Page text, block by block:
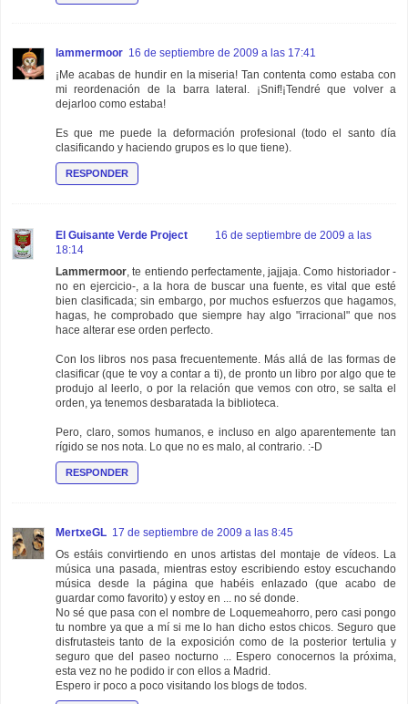
lammermoor 16 de septiembre de 2009 a las 17:41
¡Me acabas de hundir en la miseria! Tan contenta como estaba con
mi reordenación de la barra lateral. ¡Snif!¡Tendré que volver a
dejarloo como estaba!
Es que me puede la deformación profesional (todo el santo día
clasificando y haciendo grupos es lo que tiene).
RESPONDER
El Guisante Verde Project
16 de septiembre de 2009 a las
18:14
Lammermoor, te entiendo perfectamente, jajjaja. Como historiador -
no en ejercicio-, a la hora de buscar una fuente, es vital que esté
bien clasificada; sin embargo, por muchos esfuerzos que hagamos,
hagas, he comprobado que siempre hay algo "irracional" que nos
hace alterar ese orden perfecto.
Con los libros nos pasa frecuentemente. Más allá de las formas de
clasificar (que te voy a contar a ti), de pronto un libro por algo que te
produjo al leerlo, o por la relación que vemos con otro, se salta el
orden, ya tenemos desbaratada la biblioteca.
Pero, claro, somos humanos, e incluso en algo aparentemente tan
rígido se nos nota. Lo que no es malo, al contrario. :-D
RESPONDER
MertxeGL 17 de septiembre de 2009 a las 8:45
Os estáis convirtiendo en unos artistas del montaje de vídeos. La
música una pasada, mientras estoy escribiendo estoy escuchando
música desde la página que habéis enlazado (que acabo de
guardar como favorito) y estoy en ... no sé donde.
No sé que pasa con el nombre de Loquemeahorro, pero casi pongo
tu nombre ya que a mí si me lo han dicho estos chicos. Seguro que
disfrutasteis tanto de la exposición como de la posterior tertulia y
seguro que del paseo nocturno ... Espero conocernos la próxima,
esta vez no he podido ir con ellos a Madrid.
Espero ir poco a poco visitando los blogs de todos.